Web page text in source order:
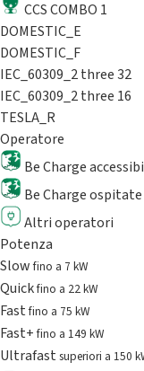
CCS COMBO 1
DOMESTIC_E
DOMESTIC_F
IEC_60309_2 three 32
IEC_60309_2 three 16
TESLA_R
Operatore
Be Charge
Be Charge
Altri operatori
Potenza
Slowfino a 7 kW
Quickfino a 22 kW
Fastfino a 75 kW
Fast+fino a 149 kW
Ultrafast superiori a 150